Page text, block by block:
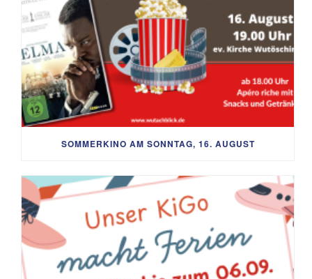
SOMMERKINO AM SONNTAG, 16. AUGUST